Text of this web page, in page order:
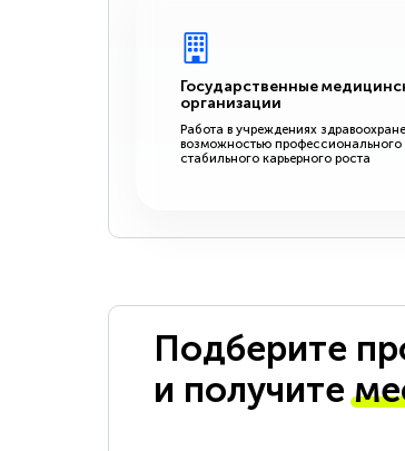
Государственные
организации
Работа в учреждениях
возможностью профессионального
стабильного карьерного роста
Подберите
и получите